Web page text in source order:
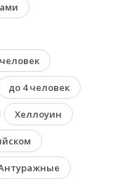
до 4 человек
Хеллоуин